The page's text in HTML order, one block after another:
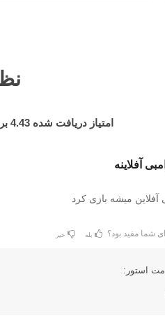
امتیاز دریافت شده4.43
آفلاینه
میشه بازی کرد
شما مفید بود؟ بله خیر
مت استور: